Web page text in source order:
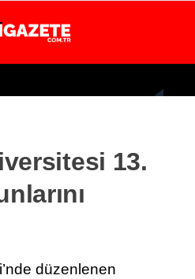
24.5
İSTANBUL
13.
düzenlenen